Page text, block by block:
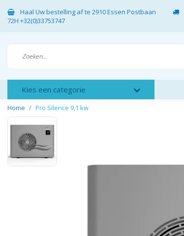
Haal Uw bestelling af te 2910 Essen Postbaan
72H +32(0)33753747
Kies een categorie
Home Pro Silence 9,1 kw